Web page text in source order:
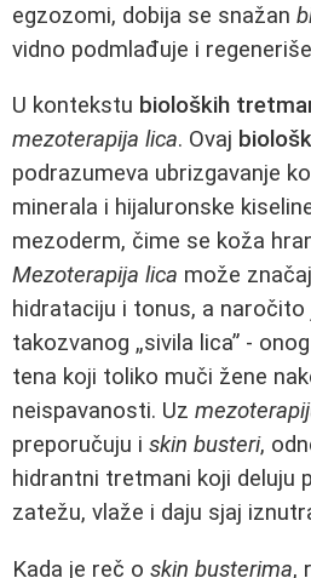
egzozomi, dobija se snažan
vidno podmlađuje i
U kontekstu bioloških
mezoterapija lica. Ovaj
podrazumeva ubrizgavanje
minerala i hijaluronske
mezoderm, čime se koža
Mezoterapija lica može
hidrataciju i tonus, a naročito
takozvanog „sivila lica” -
tena koji toliko muči žene
neispavanosti. Uz
preporučuju i skin busteri,
hidrantni tretmani koji deluju
zatežu, vlaže i daju sjaj
Kada je reč o skin busterima,